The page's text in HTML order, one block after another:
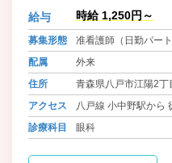
給与 時給 1,250円～
募集形態
准看護師（日勤パート
配属
外来
住所
青森県八戸市江陽2
LAPIA2F
アクセス
八戸線 小中野駅から
診療科目
眼科